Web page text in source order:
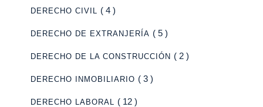
DERECHO CIVIL ( 4 )
DERECHO DE EXTRANJERÍA ( 5 )
DERECHO DE LA CONSTRUCCIÓN ( 2 )
DERECHO INMOBILIARIO ( 3 )
DERECHO LABORAL ( 12 )